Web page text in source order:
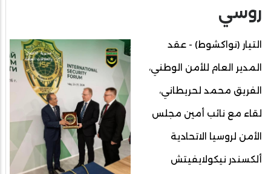
روسي
التيار (نواكشوط) - عقد
المدير العام للأمن الوطني،
الفريق محمد لحريطاني،
لقاء مع نائب أمين مجلس
الأمن لروسيا الاتحادية
ألكسندر نيكولايفيتش